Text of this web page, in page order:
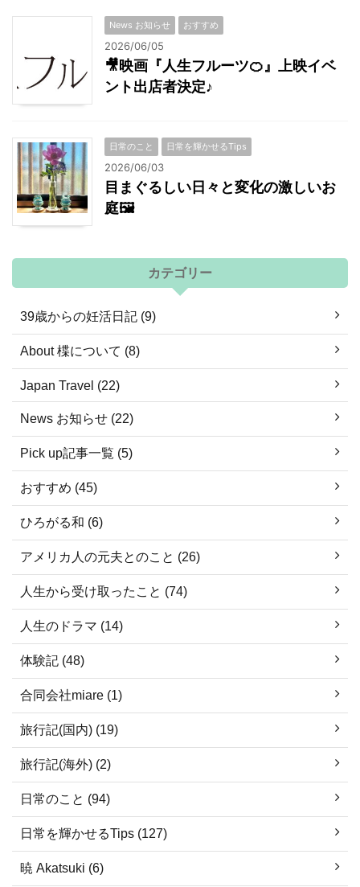
News お知らせ おすすめ
2026/06/05
🎥映画『人生フルーツ🍊』上映イベ
ント出店者決定♪
日常のこと 日常を輝かせるTips
2026/06/03
目まぐるしい日々と変化の激しいお
庭🖼
カテゴリー
39歳からの妊活日記 (9)
About 楪について (8)
Japan Travel (22)
News お知らせ (22)
Pick up記事一覧 (5)
おすすめ (45)
ひろがる和 (6)
アメリカ人の元夫とのこと (26)
人生から受け取ったこと (74)
人生のドラマ (14)
体験記 (48)
合同会社miare (1)
旅行記(国内) (19)
旅行記(海外) (2)
日常のこと (94)
日常を輝かせるTips (127)
暁 Akatsuki (6)